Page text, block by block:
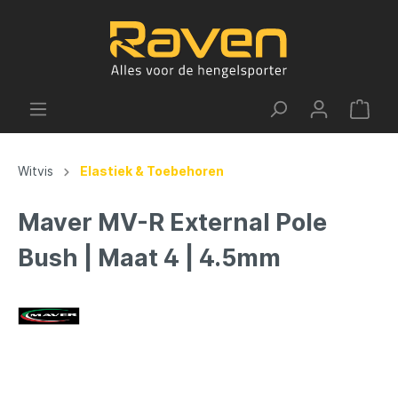
Witvis Elastiek & Toebehoren
Maver MV-R External Pole
Bush | Maat 4 | 4.5mm